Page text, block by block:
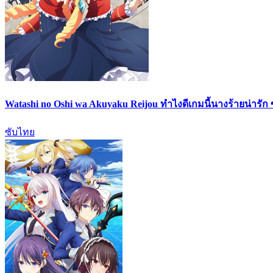
Watashi no Oshi wa Akuyaku Reijou ทำไงดีเกมนี้นางร้ายน่ารัก
ซับไทย